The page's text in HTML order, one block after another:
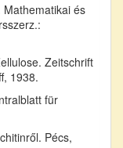
és
Zeitschrift
1938.
für
Pécs,